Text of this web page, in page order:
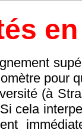
pour
(à
cela